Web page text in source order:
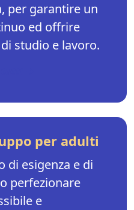
per garantire un
ed offrire
studio e lavoro.
per adulti
di esigenza e di
perfezionare
e